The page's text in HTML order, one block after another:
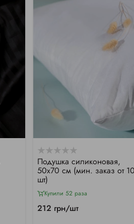
Подушка силиконовая,
50х70 см (мин. заказ от
шт)
Купили 52 раза
212 грн/шт